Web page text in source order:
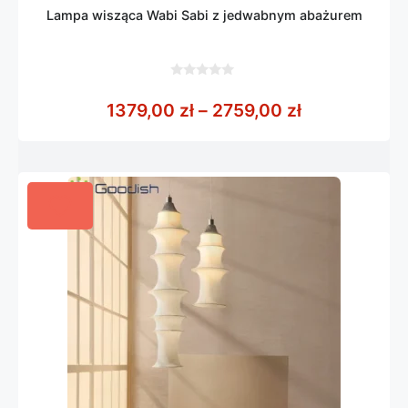
Lampa wisząca Wabi Sabi z jedwabnym abażurem
5
1379,00 zł – 2759,00 złZakres cen: